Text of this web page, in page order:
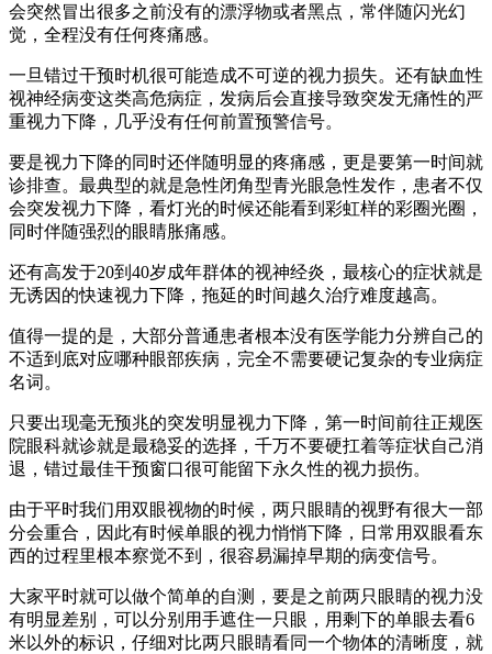
会突然冒出很多之前没有的漂浮物或者黑点，常伴随闪光幻
觉，全程没有任何疼痛感。
一旦错过干预时机很可能造成不可逆的视力损失。还有缺血性
视神经病变这类高危病症，发病后会直接导致突发无痛性的严
重视力下降，几乎没有任何前置预警信号。
要是视力下降的同时还伴随明显的疼痛感，更是要第一时间就
诊排查。最典型的就是急性闭角型青光眼急性发作，患者不仅
会突发视力下降，看灯光的时候还能看到彩虹样的彩圈光圈，
同时伴随强烈的眼睛胀痛感。
还有高发于20到40岁成年群体的视神经炎，最核心的症状就是
无诱因的快速视力下降，拖延的时间越久治疗难度越高。
值得一提的是，大部分普通患者根本没有医学能力分辨自己的
不适到底对应哪种眼部疾病，完全不需要硬记复杂的专业病症
名词。
只要出现毫无预兆的突发明显视力下降，第一时间前往正规医
院眼科就诊就是最稳妥的选择，千万不要硬扛着等症状自己消
退，错过最佳干预窗口很可能留下永久性的视力损伤。
由于平时我们用双眼视物的时候，两只眼睛的视野有很大一部
分会重合，因此有时候单眼的视力悄悄下降，日常用双眼看东
西的过程里根本察觉不到，很容易漏掉早期的病变信号。
大家平时就可以做个简单的自测，要是之前两只眼睛的视力没
有明显差别，可以分别用手遮住一只眼，用剩下的单眼去看6
米以外的标识，仔细对比两只眼睛看同一个物体的清晰度，就